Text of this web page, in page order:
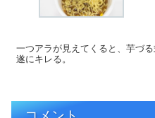
一つアラが見えてくると、芋づる
遂にキレる。